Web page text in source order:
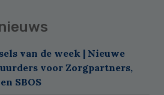
van de week | Nieuwe
voor Zorgpartners,
SBOS